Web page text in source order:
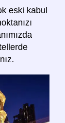
eski kabul